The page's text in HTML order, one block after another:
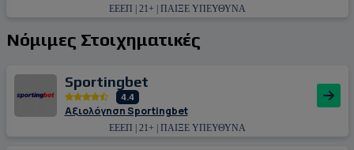
ΕΕΕΠ | 21+ | ΠΑΙΞΕ ΥΠΕΥΘΥΝΑ
Νόμιμες Στοιχηματικές
Sportingbet
4.4
Αξιολόγηση Sportingbet
ΕΕΕΠ | 21+ | ΠΑΙΞΕ ΥΠΕΥΘΥΝΑ